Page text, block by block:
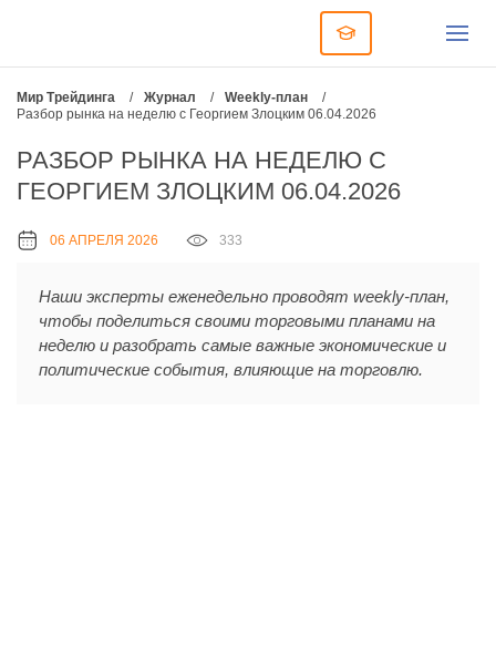
Мир Трейдинга / Журнал / Weekly-план
/
Разбор рынка на неделю с Георгием Злоцким 06.04.2026
РАЗБОР РЫНКА НА НЕДЕЛЮ С
ГЕОРГИЕМ ЗЛОЦКИМ 06.04.2026
06 АПРЕЛЯ 2026 333
Наши эксперты еженедельно проводят weekly-план,
чтобы поделиться своими торговыми планами на
неделю и разобрать самые важные экономические и
политические события, влияющие на торговлю.